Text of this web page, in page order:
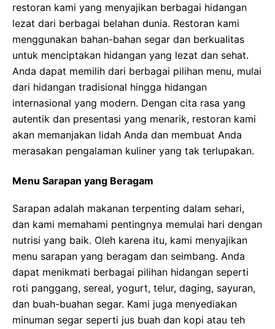
restoran kami yang menyajikan berbagai hidangan
lezat dari berbagai belahan dunia. Restoran kami
menggunakan bahan-bahan segar dan berkualitas
untuk menciptakan hidangan yang lezat dan sehat.
Anda dapat memilih dari berbagai pilihan menu, mulai
dari hidangan tradisional hingga hidangan
internasional yang modern. Dengan cita rasa yang
autentik dan presentasi yang menarik, restoran kami
akan memanjakan lidah Anda dan membuat Anda
merasakan pengalaman kuliner yang tak terlupakan.
Menu Sarapan yang Beragam
Sarapan adalah makanan terpenting dalam sehari,
dan kami memahami pentingnya memulai hari dengan
nutrisi yang baik. Oleh karena itu, kami menyajikan
menu sarapan yang beragam dan seimbang. Anda
dapat menikmati berbagai pilihan hidangan seperti
roti panggang, sereal, yogurt, telur, daging, sayuran,
dan buah-buahan segar. Kami juga menyediakan
minuman segar seperti jus buah dan kopi atau teh